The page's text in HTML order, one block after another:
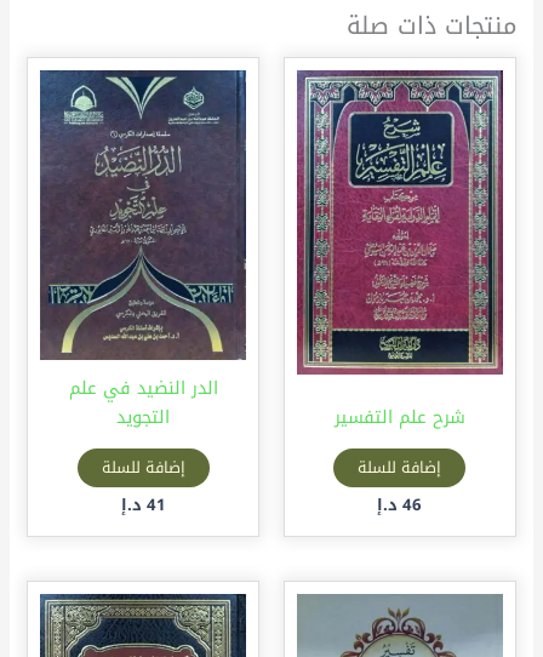
منتجات ذات صلة
شرح علم التفسير
إضافة للسلة
46 د.إ
الدر النضيد في علم
التجويد
إضافة للسلة
41 د.إ